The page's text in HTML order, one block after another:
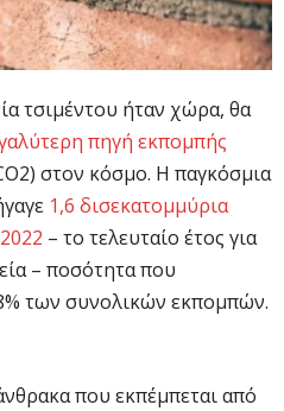
τσιμέντου ήταν χώρα, θα
πηγή εκπομπής
στον κόσμο. Η παγκόσμια
1,6 δισεκατομμύρια
– το τελευταίο έτος για
– ποσότητα που
των συνολικών εκπομπών.
που εκπέμπεται από